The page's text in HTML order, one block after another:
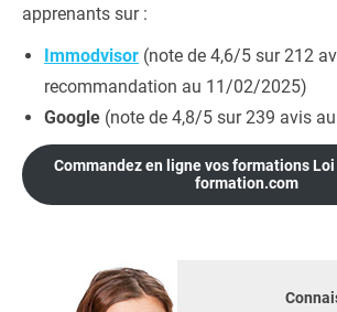
apprenants sur :
Immodvisor (note de 4,6/5 sur 212
recommandation au 11/02/2025)
Google (note de 4,8/5 sur 239 avis
Commandez en ligne vos formations Loi
formation.com